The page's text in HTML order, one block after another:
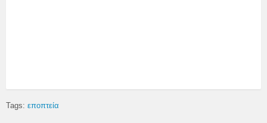
Tags: εποπτεία